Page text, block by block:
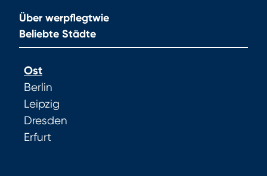
Über werpflegtwie
Beliebte Städte
Ost
Berlin
Leipzig
Dresden
Erfurt